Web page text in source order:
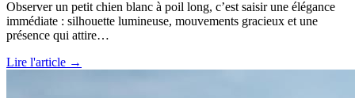
Observer un petit chien blanc à poil long, c’est saisir une élégance
immédiate : silhouette lumineuse, mouvements gracieux et une
présence qui attire…
Lire l'article →